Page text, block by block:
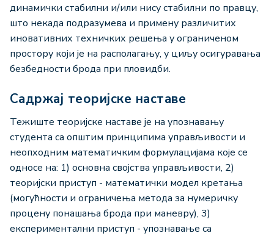
динамички стабилни и/или нису стабилни по правцу,
што некада подразумева и примену различитих
иновативних техничких решења у ограниченом
простору који је на располагању, у циљу осигуравања
безбедности брода при пловидби.
Садржај теоријске наставе
Тежиште теоријске наставе је на упознавању
студента са општим принципима управљивости и
неопходним математичким формулацијама које се
односе на: 1) основна својства управљивости, 2)
теоријски приступ - математички модел кретања
(могућности и ограничења метода за нумеричку
процену понашања брода при маневру), 3)
експериментални приступ - упознавање са